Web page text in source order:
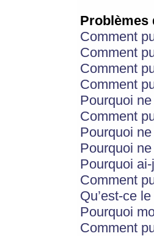
Problèmes
Comment
Comment
Comment
Comment
Pourquoi
Comment
Pourquoi
Pourquoi
Pourquoi
Comment
Qu’est-ce
Pourquoi
Comment